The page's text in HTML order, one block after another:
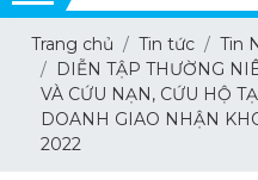
Trang chủ Tin tức
Tin
DIỄN TẬP THƯỜNG
VÀ CỨU NẠN, CỨU HỘ
DOANH GIAO NHẬN
2022